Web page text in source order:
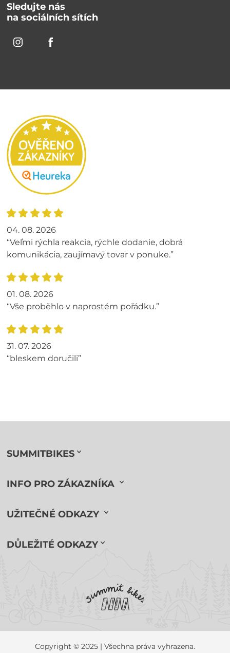
Sledujte nás
na sociálních sítích
04. 08. 2026
“Veľmi rýchla reakcia, rýchle dodanie, dobrá
komunikácia, zaujímavý tovar v ponuke.”
01. 08. 2026
“Vše proběhlo v naprostém pořádku.”
31. 07. 2026
“bleskem doručili”
SUMMITBIKES
INFO PRO ZÁKAZNÍKA
UŽITEČNÉ ODKAZY
DŮLEŽITÉ ODKAZY
Copyright © 2025 | Všechna práva vyhrazena.